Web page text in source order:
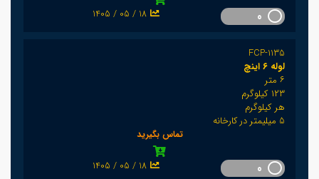
1405 / 05 / 18
FCP-1135
لوله ٦ اینچ
٦ متر
١٢٣ كيلوگرم
هر كيلوگرم
5 میلیمتر در کارخانه
تماس بگیرید
1405 / 05 / 18